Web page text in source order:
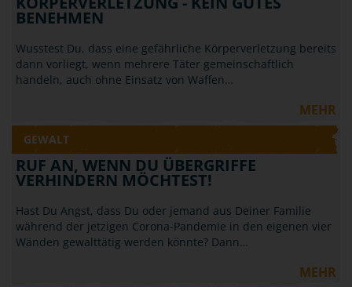
BENEHMEN
Wusstest Du, dass eine gefährliche Körperverletzung bereits
dann vorliegt, wenn mehrere Täter gemeinschaftlich
handeln, auch ohne Einsatz von Waffen…
MEHR
GEWALT
RUF AN, WENN DU ÜBERGRIFFE
VERHINDERN MÖCHTEST!
Hast Du Angst, dass Du oder jemand aus Deiner Familie
während der jetzigen Corona-Pandemie in den eigenen vier
Wänden gewalttätig werden könnte? Dann…
MEHR